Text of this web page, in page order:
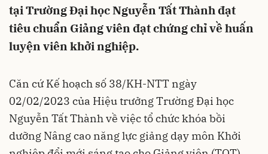
tại Trường Đại học Nguyễn Tất Thành đạt
tiêu chuẩn Giảng viên đạt chứng chỉ về huấn
luyện viên khởi nghiệp.
Căn cứ Kế hoạch số 38/KH-NTT ngày
02/02/2023 của Hiệu trưởng Trường Đại học
Nguyễn Tất Thành về việc tổ chức khóa bồi
dưỡng Nâng cao năng lực giảng dạy môn Khởi